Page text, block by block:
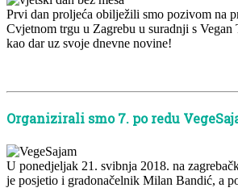
Prvi dan proljeća obilježili smo pozivom na
Cvjetnom trgu u Zagrebu u suradnji s Vegan
kao dar uz svoje dnevne novine!
Organizirali smo 7. po redu
U ponedjeljak 21. svibnja 2018. na
je posjetio i gradonačelnik Milan Bandić, a